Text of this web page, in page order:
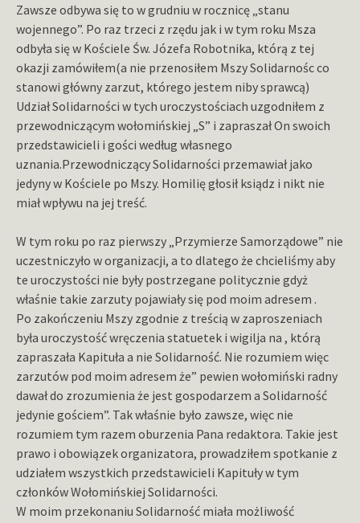
Zawsze odbywa się to w grudniu w rocznicę „stanu
wojennego”. Po raz trzeci z rzędu jak i w tym roku Msza
odbyła się w Kościele Św. Józefa Robotnika, którą z tej
okazji zamówiłem(a nie przenosiłem Mszy Solidarnośc co
stanowi główny zarzut, którego jestem niby sprawcą)
Udział Solidarności w tych uroczystościach uzgodniłem z
przewodniczącym wołomińskiej „S” i zapraszał On swoich
przedstawicieli i gości według własnego
uznania.Przewodniczący Solidarności przemawiał jako
jedyny w Kościele po Mszy. Homilię głosił ksiądz i nikt nie
miał wpływu na jej treść.
W tym roku po raz pierwszy „Przymierze Samorządowe” nie
uczestniczyło w organizacji, a to dlatego że chcieliśmy aby
te uroczystości nie były postrzegane politycznie gdyż
właśnie takie zarzuty pojawiały się pod moim adresem .
Po zakończeniu Mszy zgodnie z treścią w zaproszeniach
była uroczystość wręczenia statuetek i wigilja na , którą
zapraszała Kapituła a nie Solidarność. Nie rozumiem więc
zarzutów pod moim adresem że” pewien wołomiński radny
dawał do zrozumienia że jest gospodarzem a Solidarność
jedynie gościem”. Tak właśnie było zawsze, więc nie
rozumiem tym razem oburzenia Pana redaktora. Takie jest
prawo i obowiązek organizatora, prowadziłem spotkanie z
udziałem wszystkich przedstawicieli Kapituły w tym
członków Wołomińskiej Solidarności.
W moim przekonaniu Solidarność miała możliwość